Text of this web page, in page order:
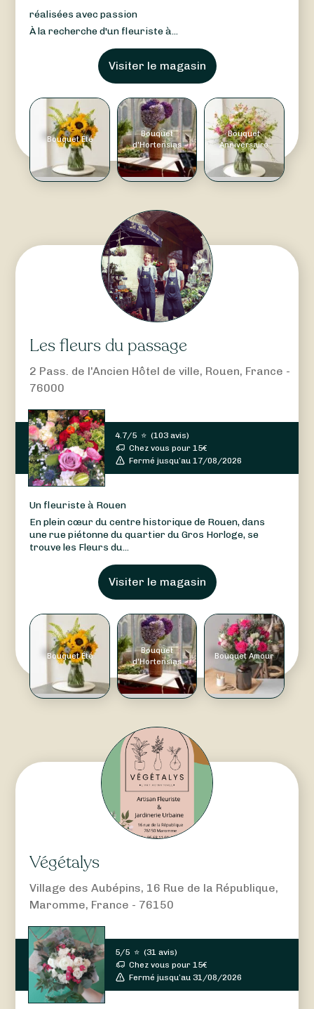
réalisées avec passion
À la recherche d'un fleuriste à...
Visiter le magasin
Bouquet Été
Bouquet
d'Hortensias
Bouquet
Anniversaire
Les fleurs du passage
2 Pass. de l'Ancien Hôtel de ville, Rouen, France -
76000
4.7/5 ⭐ (103 avis)
Chez vous pour15€
Fermé jusqu’au 17/08/2026
Un fleuriste à Rouen
En plein cœur du centre historique de Rouen, dans
une rue piétonne du quartier du Gros Horloge, se
trouve les Fleurs du...
Visiter le magasin
Bouquet Été
Bouquet
d'Hortensias
Bouquet Amour
Végétalys
Village des Aubépins, 16 Rue de la République,
Maromme, France - 76150
5/5 ⭐ (31 avis)
Chez vous pour15€
Fermé jusqu’au 31/08/2026